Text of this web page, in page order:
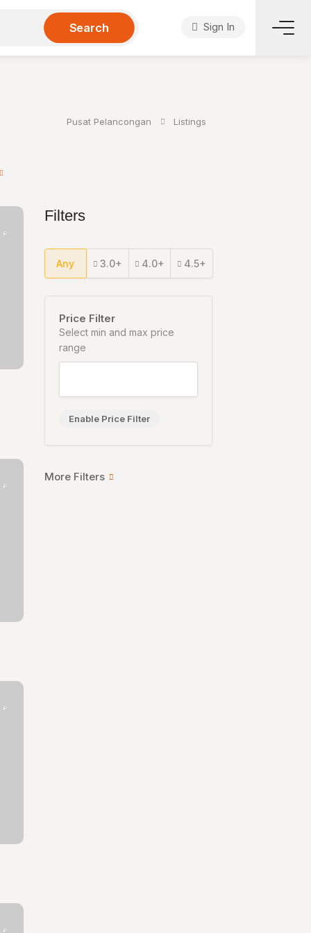
Search Sign In
Pusat Pelancongan Listings
Filters
Any 3.0+ 4.0+ 4.5+
Price Filter
Select min and max price
range
Enable Price Filter